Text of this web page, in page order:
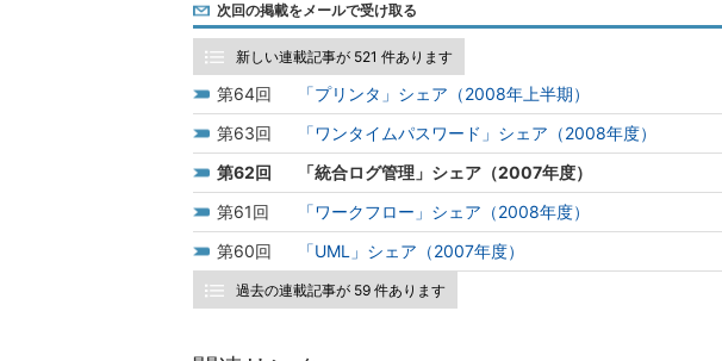
次回の掲載をメールで受け取る
新しい連載記事が 521 件あります
64
「プリンタ」シェア（2008年上半期）
63
「ワンタイムパスワード」シェア（2008年度）
62
「統合ログ管理」シェア（2007年度）
61
「ワークフロー」シェア（2008年度）
60
「UML」シェア（2007年度）
過去の連載記事が 59 件あります